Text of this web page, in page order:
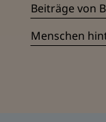
Beiträge von
Menschen